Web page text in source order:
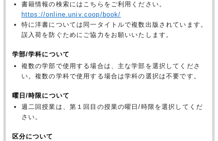
書籍情報の検索にはこちらをご利用ください。
https://online.univ.coop/book/
特に洋書については同一タイトルで複数出版されています。
誤入荷を防ぐためにご協力をお願いいたします。
学部/学科について
複数の学部で使用する場合は、主な学部を選択してくださ
い。複数の学科で使用する場合は学科の選択は不要です。
曜日/時限について
週二回授業は、第１回目の授業の曜日/時限を選択してくだ
さい。
区分について